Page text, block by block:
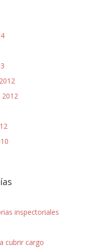
inspectoriales
cubrir cargo